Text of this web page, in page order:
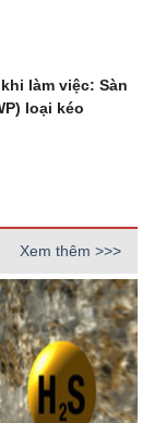
làm việc: Sàn
loại kéo
Xem thêm >>>